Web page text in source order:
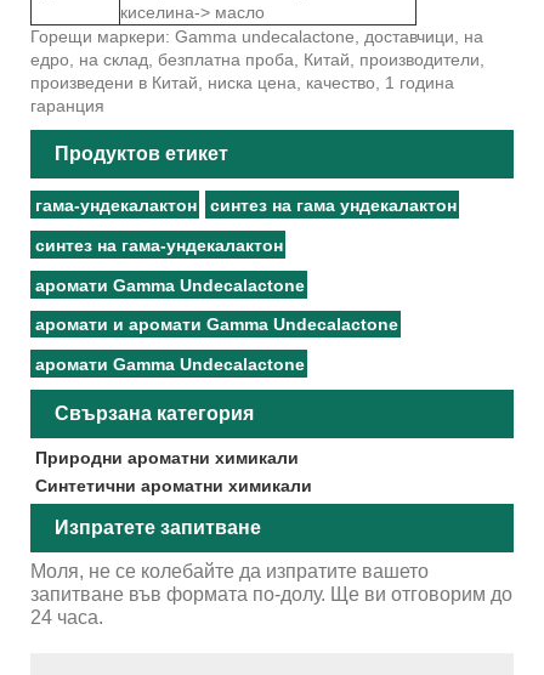
киселина-> масло
Горещи маркери: Gamma undecalactone, доставчици, на
едро, на склад, безплатна проба, Китай, производители,
произведени в Китай, ниска цена, качество, 1 година
гаранция
Продуктов етикет
гама-ундекалактон синтез на гама ундекалактон
синтез на гама-ундекалактон
аромати Gamma Undecalactone
аромати и аромати Gamma Undecalactone
аромати Gamma Undecalactone
Свързана категория
Природни ароматни химикали
Синтетични ароматни химикали
Изпратете запитване
Моля, не се колебайте да изпратите вашето
запитване във формата по-долу. Ще ви отговорим до
24 часа.